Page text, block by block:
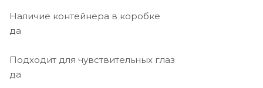
Наличие контейнера в коробке
да
Подходит для чувствительных глаз
да